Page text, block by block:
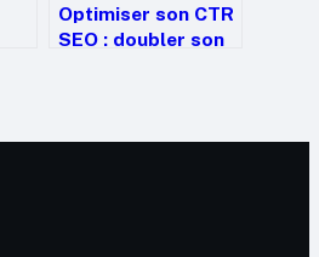
Optimiser son CTR
SEO : doubler son